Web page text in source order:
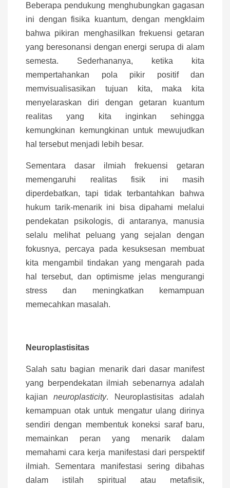
Beberapa pendukung menghubungkan gagasan
ini dengan fisika kuantum, dengan mengklaim
bahwa pikiran menghasilkan frekuensi getaran
yang beresonansi dengan energi serupa di alam
semesta. Sederhananya, ketika kita
mempertahankan pola pikir positif dan
memvisualisasikan tujuan kita, maka kita
menyelaraskan diri dengan getaran kuantum
realitas yang kita inginkan sehingga
kemungkinan kemungkinan untuk mewujudkan
hal tersebut menjadi lebih besar.
Sementara dasar ilmiah frekuensi getaran
memengaruhi realitas fisik ini masih
diperdebatkan, tapi tidak terbantahkan bahwa
hukum tarik-menarik ini bisa dipahami melalui
pendekatan psikologis, di antaranya, manusia
selalu melihat peluang yang sejalan dengan
fokusnya, percaya pada kesuksesan membuat
kita mengambil tindakan yang mengarah pada
hal tersebut, dan optimisme jelas mengurangi
stress dan meningkatkan kemampuan
memecahkan masalah.
Neuroplastisitas
Salah satu bagian menarik dari dasar manifest
yang berpendekatan ilmiah sebenarnya adalah
kajianneuroplasticity. Neuroplastisitas adalah
kemampuan otak untuk mengatur ulang dirinya
sendiri dengan membentuk koneksi saraf baru,
memainkan peran yang menarik dalam
memahami cara kerja manifestasi dari perspektif
ilmiah. Sementara manifestasi sering dibahas
dalam istilah spiritual atau metafisik,